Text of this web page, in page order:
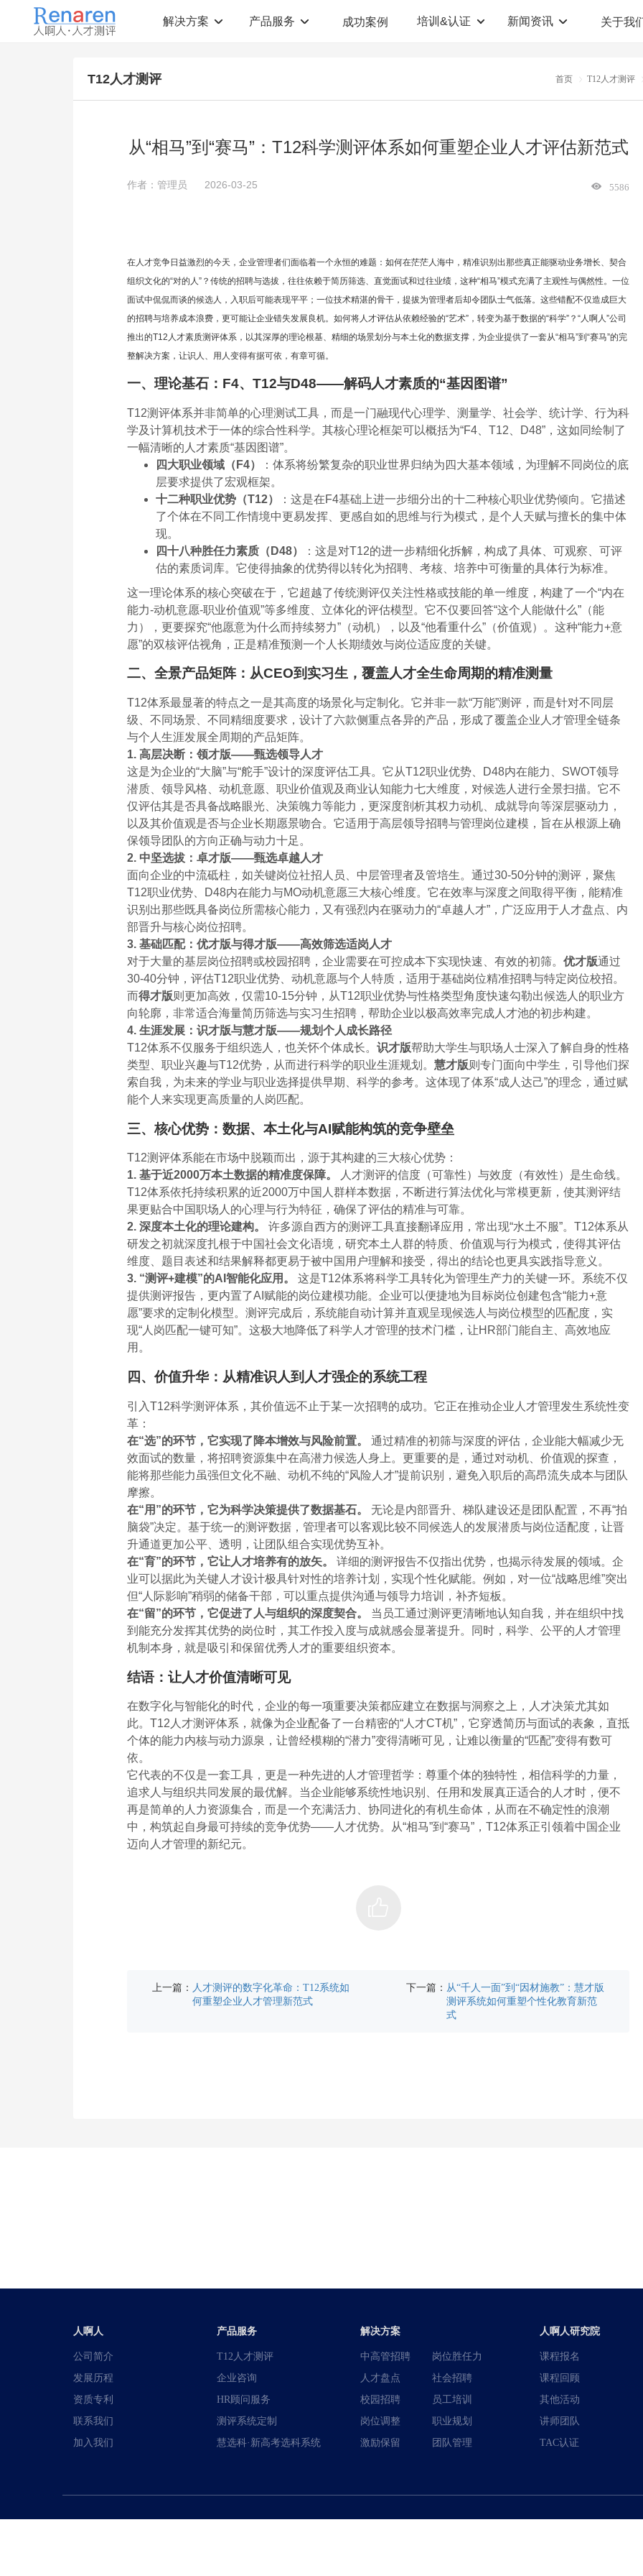
解决方案
测评解决方案
人才盘点
员工生涯规划 360°在线评估
企业管理咨询
产品服务
人才测评产品
领导潜力测评 青年干部能力测评
人才测评工具 AI招聘测评工具
人啊人测评云系统
成功案例 培训&认证 新闻资讯 关于我
T12人才测评 首页 T12人才测评
从“相马”到“赛马”：T12科学测评体系如何重塑企业人才评估新范式
作者：管理员 2026-03-25 5586
在人才竞争日益激烈的今天，企业管理者们面临着一个永恒的难题：如何在茫茫人海中，精准识别出那些真正能驱动业务增长、契合
组织文化的“对的人”？传统的招聘与选拔，往往依赖于简历筛选、直觉面试和过往业绩，这种“相马”模式充满了主观性与偶然性。一位
面试中侃侃而谈的候选人，入职后可能表现平平；一位技术精湛的骨干，提拔为管理者后却令团队士气低落。这些错配不仅造成巨大
的招聘与培养成本浪费，更可能让企业错失发展良机。如何将人才评估从依赖经验的“艺术”，转变为基于数据的“科学”？“人啊人”公司
推出的T12人才素质测评体系，以其深厚的理论根基、精细的场景划分与本土化的数据支撑，为企业提供了一套从“相马”到“赛马”的完
整解决方案，让识人、用人变得有据可依，有章可循。
一、理论基石：F4、T12与D48——解码人才素质的“基因图谱”
T12测评体系并非简单的心理测试工具，而是一门融现代心理学、测量学、社会学、统计学、行为科
学及计算机技术于一体的综合性科学。其核心理论框架可以概括为“F4、T12、D48”，这如同绘制了
一幅清晰的人才素质“基因图谱”。
四大职业领域（F4）
：体系将纷繁复杂的职业世界归纳为四大基本领域，为理解不同岗位的底
层要求提供了宏观框架。
十二种职业优势（T12）
：这是在F4基础上进一步细分出的十二种核心职业优势倾向。它描述
了个体在不同工作情境中更易发挥、更感自如的思维与行为模式，是个人天赋与擅长的集中体
现。
四十八种胜任力素质（D48）
：这是对T12的进一步精细化拆解，构成了具体、可观察、可评
估的素质词库。它使得抽象的优势得以转化为招聘、考核、培养中可衡量的具体行为标准。
这一理论体系的核心突破在于，它超越了传统测评仅关注性格或技能的单一维度，构建了一个“内在
能力-动机意愿-职业价值观”等多维度、立体化的评估模型。它不仅要回答“这个人能做什么”（能
力），更要探究“他愿意为什么而持续努力”（动机），以及“他看重什么”（价值观）。这种“能力+意
愿”的双核评估视角，正是精准预测一个人长期绩效与岗位适应度的关键。
二、全景产品矩阵：从CEO到实习生，覆盖人才全生命周期的精准测量
T12体系最显著的特点之一是其高度的场景化与定制化。它并非一款“万能”测评，而是针对不同层
级、不同场景、不同精细度要求，设计了六款侧重点各异的产品，形成了覆盖企业人才管理全链条
与个人生涯发展全周期的产品矩阵。
1. 高层决断：领才版——甄选领导人才
这是为企业的“大脑”与“舵手”设计的深度评估工具。它从T12职业优势、D48内在能力、SWOT领导
潜质、领导风格、动机意愿、职业价值观及商业认知能力七大维度，对候选人进行全景扫描。它不
仅评估其是否具备战略眼光、决策魄力等能力，更深度剖析其权力动机、成就导向等深层驱动力，
以及其价值观是否与企业长期愿景吻合。它适用于高层领导招聘与管理岗位建模，旨在从根源上确
保领导团队的方向正确与动力十足。
2. 中坚选拔：卓才版——甄选卓越人才
面向企业的中流砥柱，如关键岗位社招人员、中层管理者及管培生。通过30-50分钟的测评，聚焦
T12职业优势、D48内在能力与MO动机意愿三大核心维度。它在效率与深度之间取得平衡，能精准
识别出那些既具备岗位所需核心能力，又有强烈内在驱动力的“卓越人才”，广泛应用于人才盘点、内
部晋升与核心岗位招聘。
3. 基础匹配：优才版与得才版——高效筛选适岗人才
对于大量的基层岗位招聘或校园招聘，企业需要在可控成本下实现快速、有效的初筛。 优才版通过
30-40分钟，评估T12职业优势、动机意愿与个人特质，适用于基础岗位精准招聘与特定岗位校招。
而得才版则更加高效，仅需10-15分钟，从T12职业优势与性格类型角度快速勾勒出候选人的职业方
向轮廓，非常适合海量简历筛选与实习生招聘，帮助企业以极高效率完成人才池的初步构建。
4. 生涯发展：识才版与慧才版——规划个人成长路径
T12体系不仅服务于组织选人，也关怀个体成长。 识才版帮助大学生与职场人士深入了解自身的性格
类型、职业兴趣与T12优势，从而进行科学的职业生涯规划。 慧才版则专门面向中学生，引导他们探
索自我，为未来的学业与职业选择提供早期、科学的参考。这体现了体系“成人达己”的理念，通过赋
能个人来实现更高质量的人岗匹配。
三、核心优势：数据、本土化与AI赋能构筑的竞争壁垒
T12测评体系能在市场中脱颖而出，源于其构建的三大核心优势：
1. 基于近2000万本土数据的精准度保障。
人才测评的信度（可靠性）与效度（有效性）是生命线。
T12体系依托持续积累的近2000万中国人群样本数据，不断进行算法优化与常模更新，使其测评结
果更贴合中国职场人的心理与行为特征，确保了评估的精准与可靠。
2. 深度本土化的理论建构。
许多源自西方的测评工具直接翻译应用，常出现“水土不服”。T12体系从
研发之初就深度扎根于中国社会文化语境，研究本土人群的特质、价值观与行为模式，使得其评估
维度、题目表述和结果解释都更易于被中国用户理解和接受，得出的结论也更具实践指导意义。
3. “测评+建模”的AI智能化应用。
这是T12体系将科学工具转化为管理生产力的关键一环。系统不仅
提供测评报告，更内置了AI赋能的岗位建模功能。企业可以便捷地为目标岗位创建包含“能力+意
愿”要求的定制化模型。测评完成后，系统能自动计算并直观呈现候选人与岗位模型的匹配度，实
现“人岗匹配一键可知”。这极大地降低了科学人才管理的技术门槛，让HR部门能自主、高效地应
用。
四、价值升华：从精准识人到人才强企的系统工程
引入T12科学测评体系，其价值远不止于某一次招聘的成功。它正在推动企业人才管理发生系统性变
革：
在“选”的环节，它实现了降本增效与风险前置。
通过精准的初筛与深度的评估，企业能大幅减少无
效面试的数量，将招聘资源集中在高潜力候选人身上。更重要的是，通过对动机、价值观的探查，
能将那些能力虽强但文化不融、动机不纯的“风险人才”提前识别，避免入职后的高昂流失成本与团队
摩擦。
在“用”的环节，它为科学决策提供了数据基石。
无论是内部晋升、梯队建设还是团队配置，不再“拍
脑袋”决定。基于统一的测评数据，管理者可以客观比较不同候选人的发展潜质与岗位适配度，让晋
升通道更加公平、透明，让团队组合实现优势互补。
在“育”的环节，它让人才培养有的放矢。
详细的测评报告不仅指出优势，也揭示待发展的领域。企
业可以据此为关键人才设计极具针对性的培养计划，实现个性化赋能。例如，对一位“战略思维”突出
但“人际影响”稍弱的储备干部，可以重点提供沟通与领导力培训，补齐短板。
在“留”的环节，它促进了人与组织的深度契合。
当员工通过测评更清晰地认知自我，并在组织中找
到能充分发挥其优势的岗位时，其工作投入度与成就感会显著提升。同时，科学、公平的人才管理
机制本身，就是吸引和保留优秀人才的重要组织资本。
结语：让人才价值清晰可见
在数字化与智能化的时代，企业的每一项重要决策都应建立在数据与洞察之上，人才决策尤其如
此。T12人才测评体系，就像为企业配备了一台精密的“人才CT机”，它穿透简历与面试的表象，直抵
个体的能力内核与动力源泉，让曾经模糊的“潜力”变得清晰可见，让难以衡量的“匹配”变得有数可
依。
它代表的不仅是一套工具，更是一种先进的人才管理哲学：尊重个体的独特性，相信科学的力量，
追求人与组织共同发展的最优解。当企业能够系统性地识别、任用和发展真正适合的人才时，便不
再是简单的人力资源集合，而是一个充满活力、协同进化的有机生命体，从而在不确定性的浪潮
中，构筑起自身最可持续的竞争优势——人才优势。从“相马”到“赛马”，T12体系正引领着中国企业
迈向人才管理的新纪元。
上一篇：
人才测评的数字化革命：T12系统如
何重塑企业人才管理新范式
下一篇： 从“千人一面”到“因材施教”：慧才版
测评系统如何重塑个性化教育新范
式
人啊人
公司简介
发展历程
资质专利
联系我们
加入我们
产品服务
T12人才测评
企业咨询
HR顾问服务
测评系统定制
慧选科·新高考选科系统
解决方案
中高管招聘 岗位胜任力
人才盘点 社会招聘
校园招聘 员工培训
岗位调整 职业规划
激励保留 团队管理
人啊人研究院
课程报名
课程回顾
其他活动
讲师团队
TAC认证